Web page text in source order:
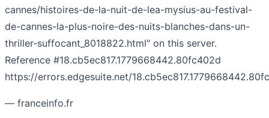
cannes/histoires-de-la-nuit-de-lea-mysius-au-festival-
de-cannes-la-plus-noire-des-nuits-blanches-dans-un-
thriller-suffocant_8018822.html" on this server.
Reference #18.cb5ec817.1779668442.80fc402d
https://errors.edgesuite.net/
— franceinfo.fr